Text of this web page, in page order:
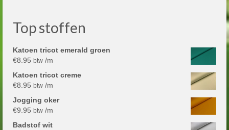
Top stoffen
Katoen tricot emerald groen
€8.95 btw /m
Katoen tricot creme
€8.95 btw /m
Jogging oker
€9.95 btw /m
Badstof wit